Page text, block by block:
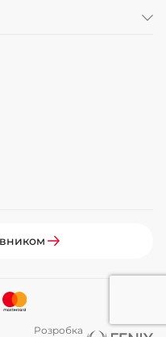
Розробка